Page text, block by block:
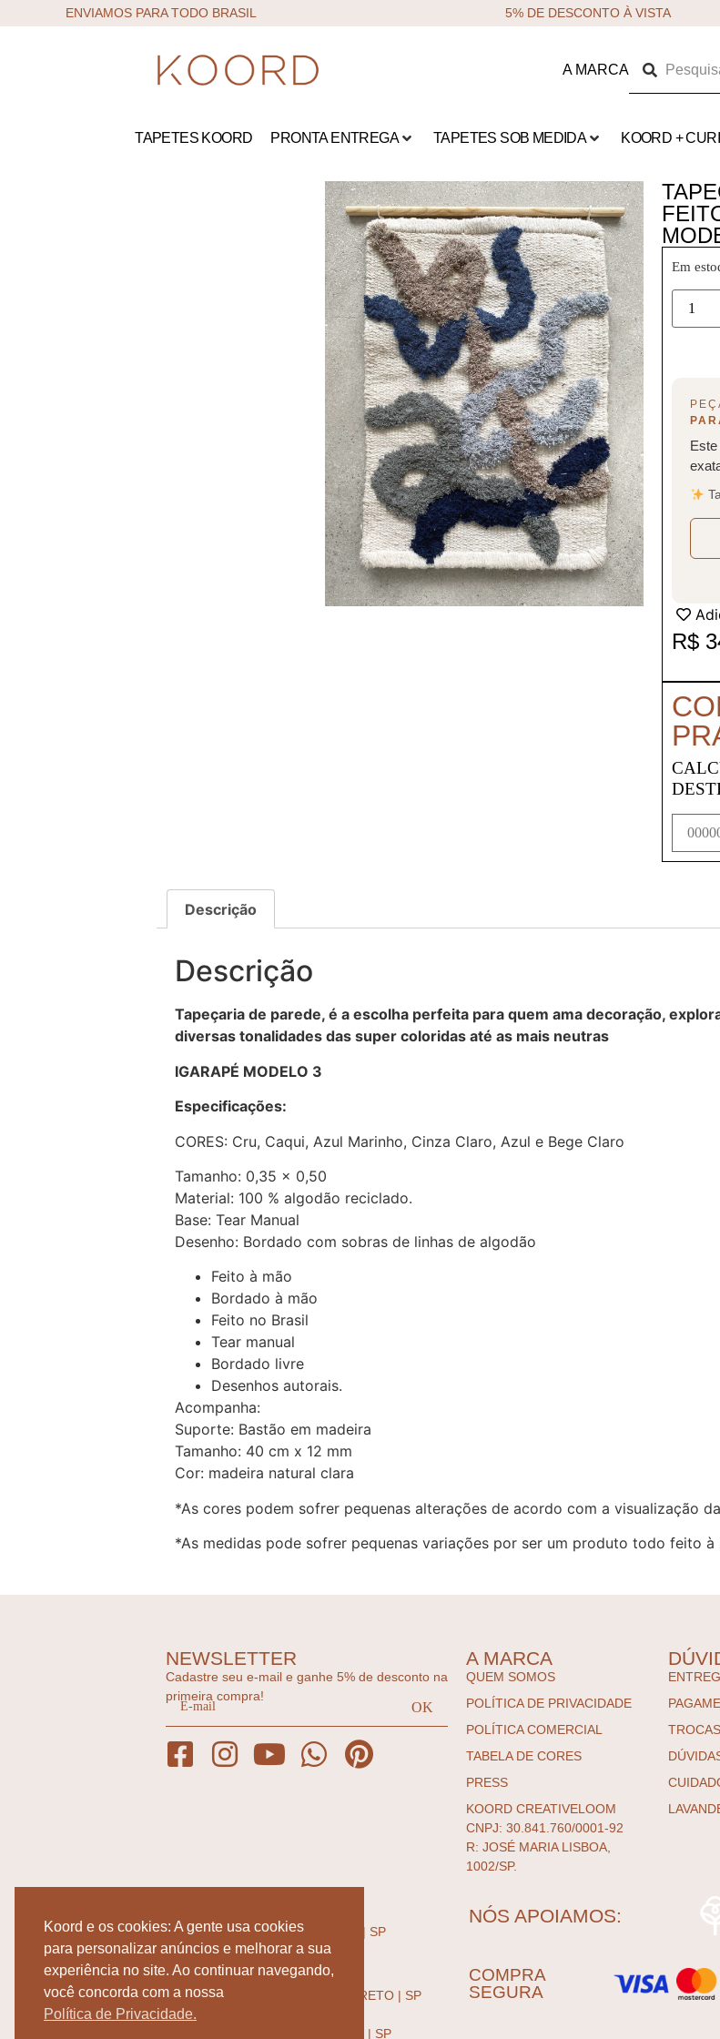
ENVIAMOS PARA TODO BRASIL 5% DE DESCONTO À VISTA
A MARCA
TAPETES KOORD PRONTA ENTREGA TAPETES SOB MEDIDA KOORD +
Em
R$
Descrição
Descrição
Tapeçaria de parede, é a escolha perfeita para quem ama decoração,
diversas tonalidades das super coloridas até as mais neutras
IGARAPÉ MODELO 3
Especificações:
CORES: Cru, Caqui, Azul Marinho, Cinza Claro, Azul e Bege Claro
Tamanho: 0,35 x 0,50
Material: 100 % algodão reciclado.
Base: Tear Manual
Desenho: Bordado com sobras de linhas de algodão
Feito à mão
Bordado à mão
Feito no Brasil
Tear manual
Bordado livre
Desenhos autorais.
Acompanha:
Suporte: Bastão em madeira
Tamanho: 40 cm x 12 mm
Cor: madeira natural clara
*As cores podem sofrer pequenas alterações de acordo com a visualização
*As medidas pode sofrer pequenas variações por ser um produto todo feito à
NEWSLETTER
Cadastre seu e-mail e ganhe 5% de desconto na
primeira compra!
A MARCA
QUEM SOMOS
POLÍTICA DE PRIVACIDADE
POLÍTICA COMERCIAL
TABELA DE CORES
PRESS
KOORD CREATIVELOOM
CNPJ: 30.841.760/0001-92
R: JOSÉ MARIA LISBOA,
1002/SP.
RUA: JOSÉ MARIA LISBOA 1002,
JARDIM PAULISTA - SÃO PAULO | SP
SEG-SEXTA 10:00 - 19:00
SÁBADO 10:00 - 15:00
ATELIER PER LA CASA
RUA: JOSÉ SAPIENZA 349,
JARDIM SÃO LUIZ - RIBEIRÃO PRETO | SP
SEG-SEXTA 08:00 - 18:00
AV: INDEPENDÊNCIA 3840,
RES. FLORIDA RIBEIRÃO PRETO | SP
NÓS APOIAMOS:
COMPRA
SEGURA
Koord e os cookies: A gente usa cookies
para personalizar anúncios e melhorar a sua
experiência no site. Ao continuar navegando,
você concorda com a nossa
Política de Privacidade.